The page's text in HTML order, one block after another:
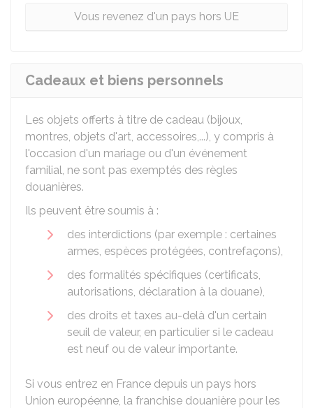
Vous revenez d'un pays hors UE
Cadeaux et biens personnels
Les objets offerts à titre de cadeau (bijoux,
montres, objets d'art, accessoires,...), y compris à
l'occasion d'un mariage ou d'un événement
familial, ne sont pas exemptés des règles
douanières.
Ils peuvent être soumis à :
des interdictions (par exemple : certaines
armes, espèces protégées, contrefaçons),
des formalités spécifiques (certificats,
autorisations, déclaration à la douane),
des droits et taxes au-delà d'un certain
seuil de valeur, en particulier si le cadeau
est neuf ou de valeur importante.
Si vous entrez en France depuis un pays hors
Union européenne, la franchise douanière pour les